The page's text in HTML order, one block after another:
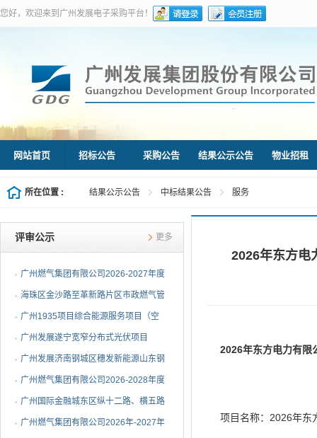
您好，欢迎来到广州发展电子采购平台！
网站首页 招标公告 采购公告 结果公示公告 物业招租
所在位置 : 结果公示公告 中标结果公告 服务
2026年东方电
2026年东方电力有限
项目名称：2026年东
评审公示 更多
广州燃气集团有限公司2026-2027年度
燃气用埋地聚乙烯（PE1...
海珠区金沙路至革新路片区市政燃气管
网更新工程施工总承包...
广州1935项目综合能源服务项目（空
调系统部分）EPC总承包...
广州发展遂宁宽窄分布式光伏项目
EPC总承包中标候选人公示
广州发展济南钢城区穗发新能源山东钢
铁股份有限公司分布式...
广州燃气集团有限公司2026-2028年度
钢制球阀采购项目中标...
广州国际金融城东区纵十二路、横五路
（西段）供冷管网工程...
广州燃气集团有限公司2026年-2027年